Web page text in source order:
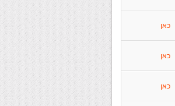
כאן
כאן
כאן